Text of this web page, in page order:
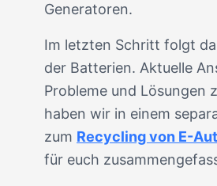
Generatoren.
Im letzten Schritt folgt
der Batterien. Aktuelle
Probleme und Lösungen
haben wir in einem
zum Recycling von E-
für euch